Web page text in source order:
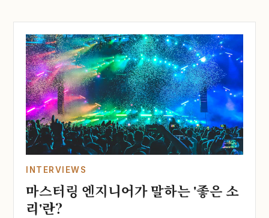
INTERVIEWS
마스터링 엔지니어가 말하는 '좋은 소
리'란?